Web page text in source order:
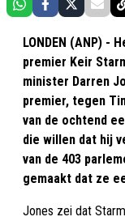
LONDEN (ANP) -
premier Keir
minister Darren
premier, tegen
van de ochtend
die willen dat hij
van de 403
gemaakt dat ze
Jones zei dat